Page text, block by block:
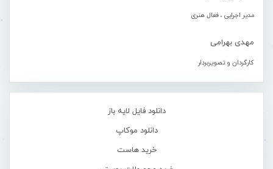
مدیر اجرایی ، فعال هنری
مهدی بهرامی
کارگردان و تصویربردار
دانلود فایل لایه باز
دانلود موکاپ
خرید هاست